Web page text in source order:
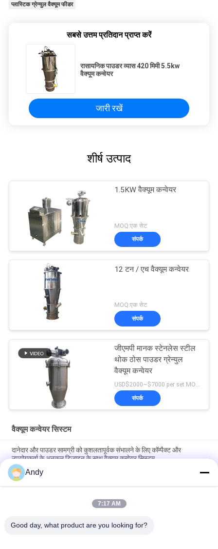
प्लास्टिक ग्रेन्युल वैक्यूम फीडर
सबसे उत्तम प्रतिदान प्राप्त करें
रासायनिक पाउडर व्यास 420 मिमी 5.5kw
वैक्यूम कन्वेयर
जारी रखें
शीर्ष उत्पाद
1.5KW वैक्यूम कन्वेयर
MOQ:एक सेट
संपर्क
12 टन / एच वैक्यूम कन्वेयर
MOQ:एक सेट
संपर्क
जीएमपी मानक स्टेनलेस स्टील
थोक ठोस पाउडर ग्रेन्युल
वैक्यूम कन्वेयर
USD$2000~$7000 per set MOQ:एक सेट
संपर्क
वैक्यूम कन्वेयर सिस्टम
दानेदार और पाउडर सामग्री को कुशलतापूर्वक संभालने के लिए कॉम्पैक्ट और
उपयोगकर्ता के अनुकूल डिजाइन के साथ वैक्यूम कन्वेयर सिस्टम
औद्योगिक प्रक्रियाओं में दानेदार सामग्री की निरंतर फीडिंग और डिस्चार्ज के लिए
स्वचालित वैक्यूम कन्वेयर सिस्टम
धूल मुक्त बंद पाइपलाइन प्रौद्योगिकी के साथ पाउडर और दानेदार सामग्रियों को
Andy
7:17 AM
Good day, what product are you looking for?